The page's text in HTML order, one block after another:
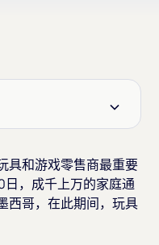
具和游戏零售商最重要
，成千上万的家庭通
西哥，在此期间，玩具